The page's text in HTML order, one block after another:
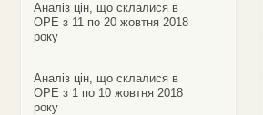
Аналіз цін, що склалися в
ОРЕ з 11 по 20 жовтня 2018
року
Аналіз цін, що склалися в
ОРЕ з 1 по 10 жовтня 2018
року